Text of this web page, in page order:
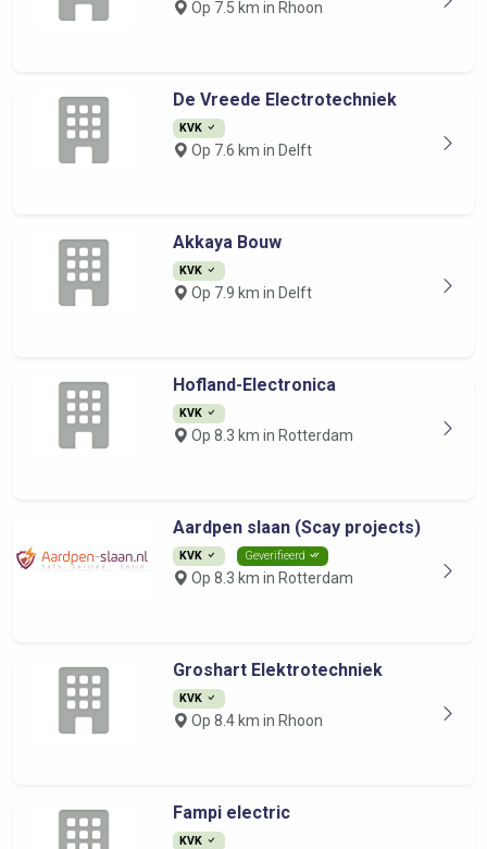
Op 7.5 km in Rhoon
De Vreede Electrotechniek
KVK
Op 7.6 km in Delft
Akkaya Bouw
KVK
Op 7.9 km in Delft
Hofland-Electronica
KVK
Op 8.3 km in Rotterdam
Aardpen slaan (Scay projects)
KVK Geverifieerd
Op 8.3 km in Rotterdam
Groshart Elektrotechniek
KVK
Op 8.4 km in Rhoon
Fampi electric
KVK